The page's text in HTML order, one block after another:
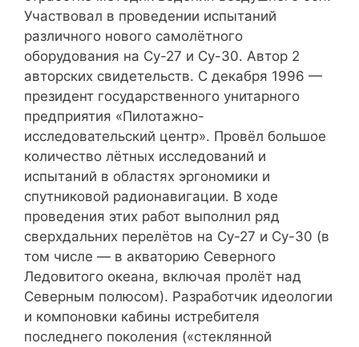
Участвовал в проведении испытаний
различного нового самолётного
оборудования на Су-27 и Су-30. Автор 2
авторских свидетельств. С декабря 1996 —
президент государственного унитарного
предприятия «Пилотажно-
исследовательский центр». Провёл большое
количество лётных исследований и
испытаний в областях эргономики и
спутниковой радионавигации. В ходе
проведения этих работ выполнил ряд
сверхдальних перелётов на Су-27 и Су-30 (в
том числе — в акваторию Северного
Ледовитого океана, включая пролёт над
Северным полюсом). Разработчик идеологии
и компоновки кабины истребителя
последнего поколения («стеклянной